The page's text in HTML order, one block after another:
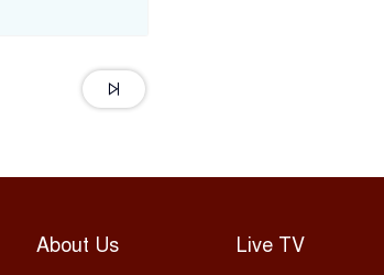
About Us Live TV